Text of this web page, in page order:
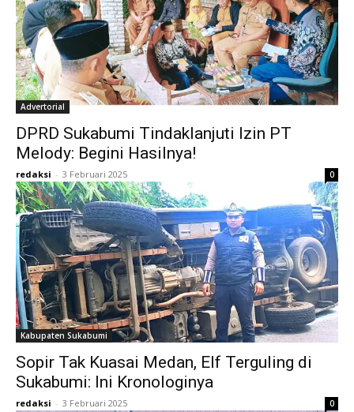
Advertorial
DPRD Sukabumi Tindaklanjuti Izin PT
Melody: Begini Hasilnya!
redaksi - 3 Februari 2025 0
Kabupaten Sukabumi
Sopir Tak Kuasai Medan, Elf Terguling di
Sukabumi: Ini Kronologinya
redaksi - 3 Februari 2025 0